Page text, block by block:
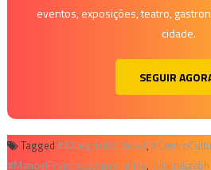
eventos, exposições, teatro,
cidade.
SEGUIR
Tagged #AAlegriadofutebol,
#ManoelFranciscolopesFarias, culturalizabh